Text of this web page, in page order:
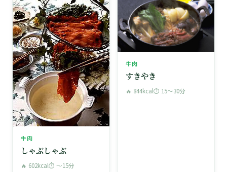
牛肉
しゃぶしゃぶ
🔥 602kcal⏱ 〜15分
牛肉
すきやき
🔥 844kcal⏱ 15〜30分